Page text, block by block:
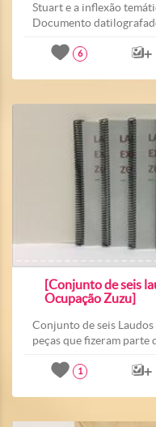
Stuart e a inflexão
Documento
6
[Conjunto de seis
Ocupação Zuzu]
Conjunto de seis
peças que fizeram parte
1